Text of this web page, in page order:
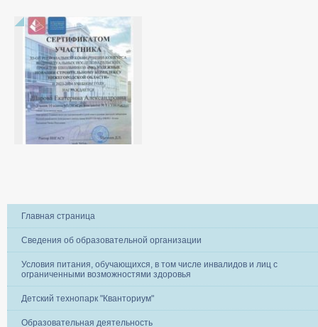
Главная страница
Сведения об образовательной организации
Условия питания, обучающихся, в том числе инвалидов и лиц с
ограниченными возможностями здоровья
Детский технопарк "Кванториум"
Образовательная деятельность